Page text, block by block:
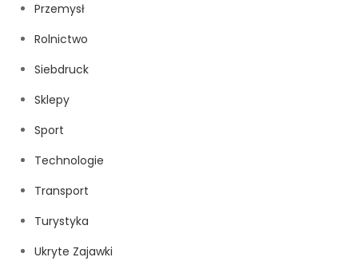
Przemysł
Rolnictwo
Siebdruck
Sklepy
Sport
Technologie
Transport
Turystyka
Ukryte Zajawki